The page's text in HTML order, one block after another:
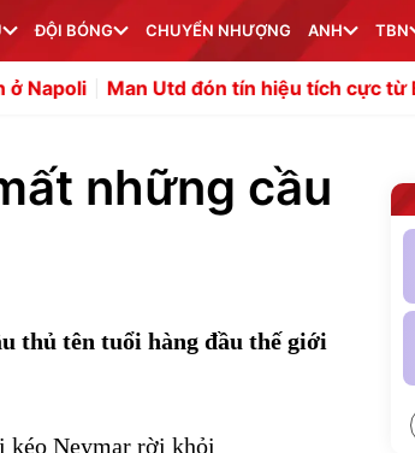
ĐỘI BÓNG CHUYỂN NHƯỢNG ANH TBN
Utd đón tín hiệu tích cực từ Benjamin Sesko
những cầu
thủ tên tuổi hàng đầu thế giới
kéo Neymar rời khỏi